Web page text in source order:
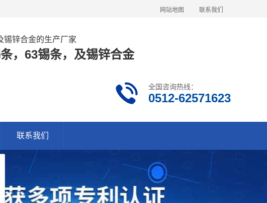
网站地图 联系我们
锡锌合金的生产厂家
，63锡条，及锡锌合金
全国咨询热线：
0512-62571623
联系我们